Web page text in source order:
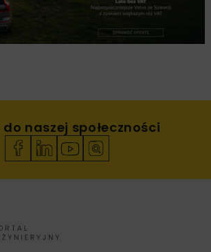
do naszej społeczności